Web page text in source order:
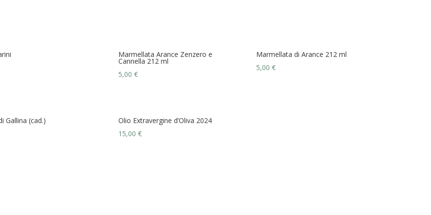
Marmellata Arance Zenzero e
Cannella 212 ml
5,00 €
Marmellata di Arance 212 ml
5,00€
Gallina (cad.)
Olio Extravergine d’Oliva 2024
15,00 €